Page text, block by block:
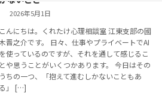
2026年5月1日
こんにちは。くれたけ心理相談室 江東支部の國
晋之介です。 日々、仕事やプライベートでAI
を使っているのですが、それを通して感じるこ
とや思うことがいくつかあります。 今日はその
うちの一つ、「抱えて進むしかないこともあ
る」 […]